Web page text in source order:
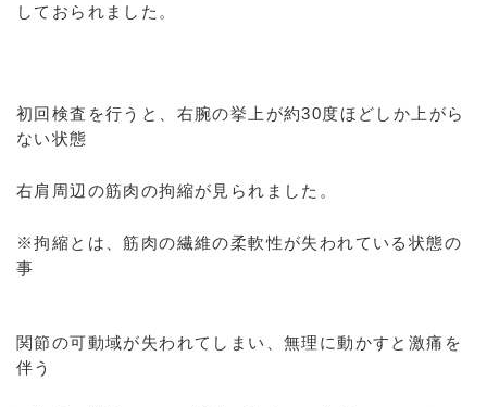
しておられました。
初回検査を行うと、右腕の挙上が約30度ほどしか上がら
ない状態
右肩周辺の筋肉の拘縮が見られました。
※拘縮とは、筋肉の繊維の柔軟性が失われている状態の
事
関節の可動域が失われてしまい、無理に動かすと激痛を
伴う